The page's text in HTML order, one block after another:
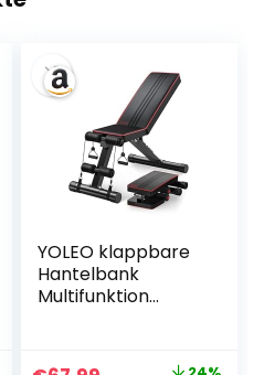
YOLEO klappbare
Hantelbank
Multifunktion
Schrägbank mit 6-